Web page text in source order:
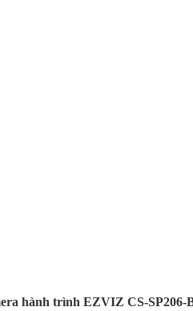
hành trình EZVIZ CS-SP206-